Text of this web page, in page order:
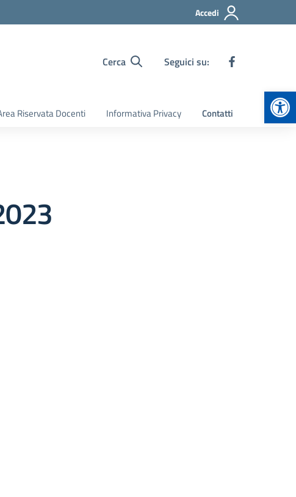
Accedi
Cerca Seguici su:
Riservata Docenti Informativa Privacy Contatti